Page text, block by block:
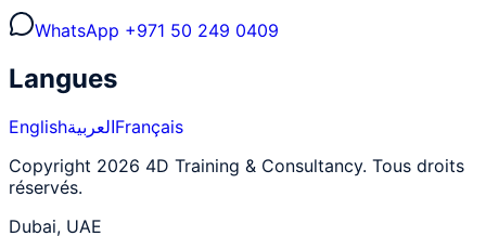
WhatsApp +971 50 249 0409
Langues
EnglishالعربيةFrançais
Copyright 2026 4D Training & Consultancy. Tous droits
réservés.
Dubai, UAE